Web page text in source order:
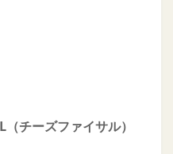
（チーズファイサル）